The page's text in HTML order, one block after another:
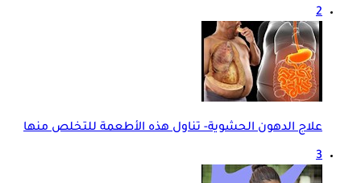
2
علاج الدهون الحشوية- تناول هذه الأطعمة للتخلص منها
3